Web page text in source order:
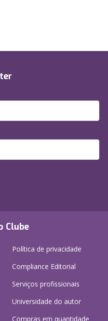
Clube
Política de privacidade
Compliance Editorial
Serviços profissionais
Universidade do autor
Compras em quantidade